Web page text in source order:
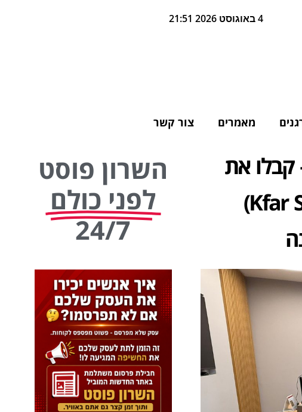
4 באוגוסט 2026 21:51
מאמרים צור קשר
קבלו את
קבוצת כפר סבא וולבס (Kfar Saba Wolves)
השרון פוסט
לפני כולם
24/7